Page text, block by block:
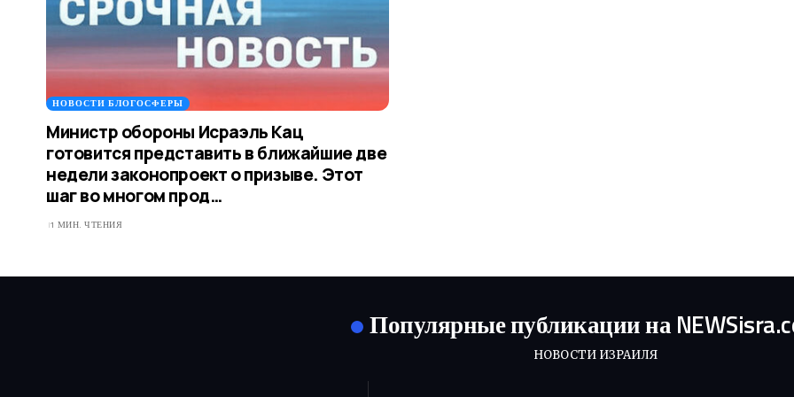
НОВОСТИ БЛОГОСФЕРЫ
Министр обороны Исраэль Кац
готовится представить в ближайшие две
недели законопроект о призыве. Этот
шаг во многом прод…
1 МИН. ЧТЕНИЯ
Популярные публикации на
НОВОСТИ ИЗРАИЛЯ